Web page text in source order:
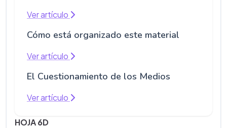
Ver artículo
Cómo está organizado este material
Ver artículo
El Cuestionamiento de los Medios
Ver artículo
HOJA 6D